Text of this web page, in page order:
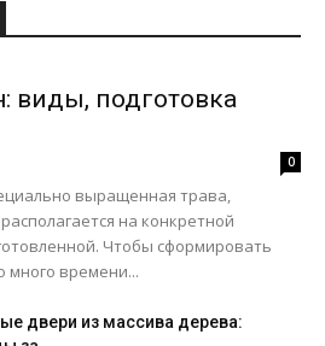
виды, подготовка
0
выращенная трава,
на конкретной
Чтобы сформировать
времени...
двери из массива дерева: